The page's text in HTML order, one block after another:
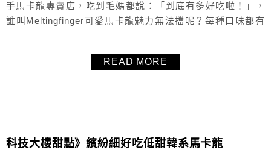
手馬卡龍專賣店，吃到毛媽都說：「到底有多好吃啦！」，
誰叫Meltingfinger可愛馬卡龍魅力無法擋呢？每種口味都有
READ MORE
科技大樓甜點》繽紛細好吃低甜韓系馬卡龍